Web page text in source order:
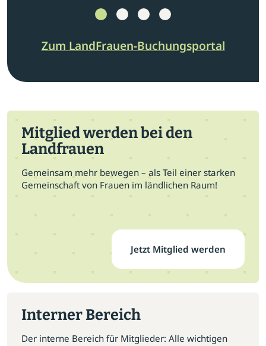
Zum LandFrauen-Buchungsportal
Mitglied werden bei den
Landfrauen
Gemeinsam mehr bewegen – als Teil einer starken
Gemeinschaft von Frauen im ländlichen Raum!
Jetzt Mitglied werden
Interner Bereich
Der interne Bereich für Mitglieder: Alle wichtigen